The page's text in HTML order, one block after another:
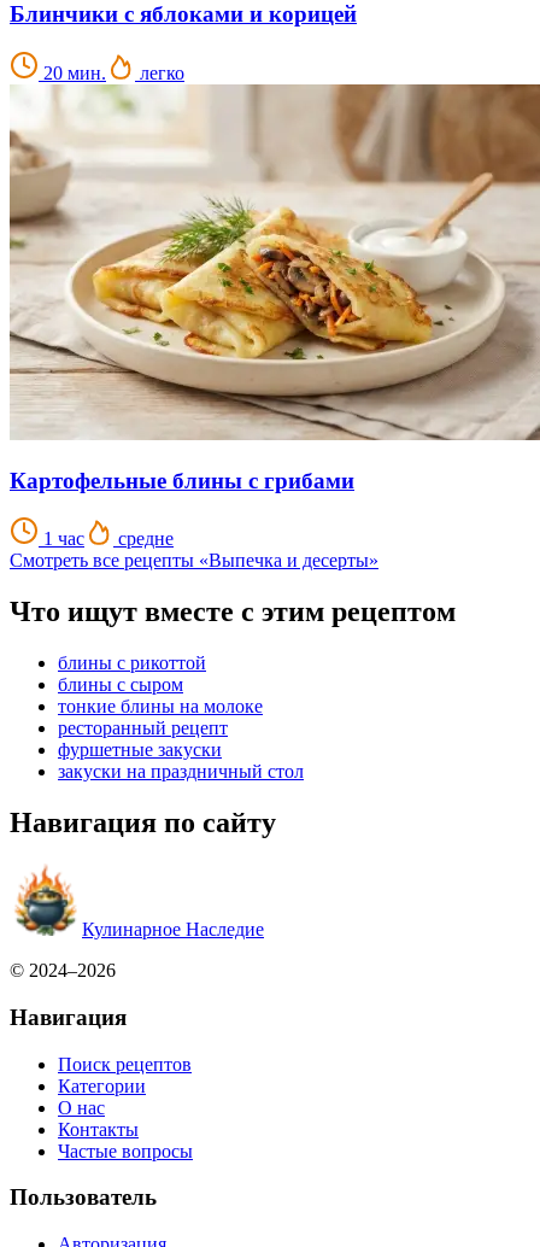
Блинчики с яблоками и корицей
20 мин. легко
Картофельные блины с грибами
1 час
средне
Смотреть все рецепты «Выпечка и десерты»
Что ищут вместе с этим рецептом
блины с рикоттой
блины с сыром
тонкие блины на молоке
ресторанный рецепт
фуршетные закуски
закуски на праздничный стол
Навигация по сайту
Кулинарное Наследие
© 2024–2026
Навигация
Поиск рецептов
Категории
О нас
Контакты
Частые вопросы
Пользователь